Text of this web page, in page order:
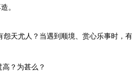
。
天尤人？当遇到顺境、赏心乐事时，
？为甚么？